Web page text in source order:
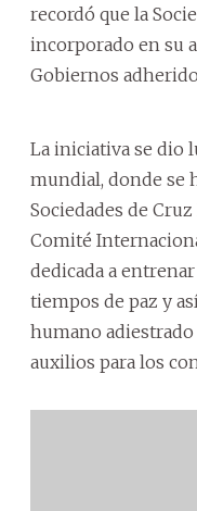
recordó que la
incorporado en su
Gobiernos
La iniciativa se dio
mundial, donde se
Sociedades de
Comité
dedicada a
tiempos de paz y
humano
auxilios para los